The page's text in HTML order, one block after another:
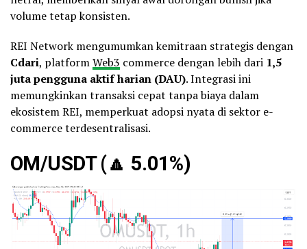
volume tetap konsisten.
REI Network mengumumkan kemitraan strategis dengan
Cdari, platformWeb3 commerce dengan lebih dari 1,5
juta pengguna aktif harian (DAU). Integrasi ini
memungkinkan transaksi cepat tanpa biaya dalam
ekosistem REI, memperkuat adopsi nyata di sektor e-
commerce terdesentralisasi.
OM/USDT (🔼 5.01%)